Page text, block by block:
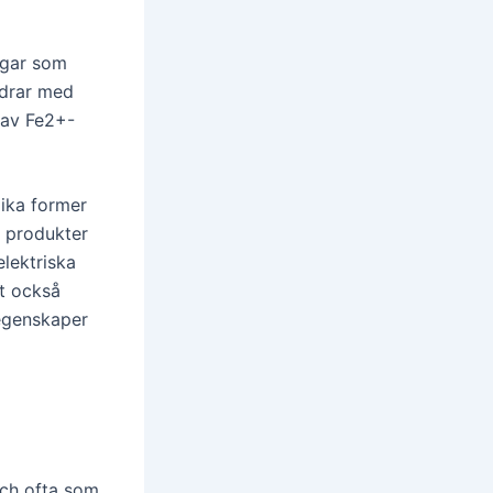
som
med
Fe2+-
former
produkter
också